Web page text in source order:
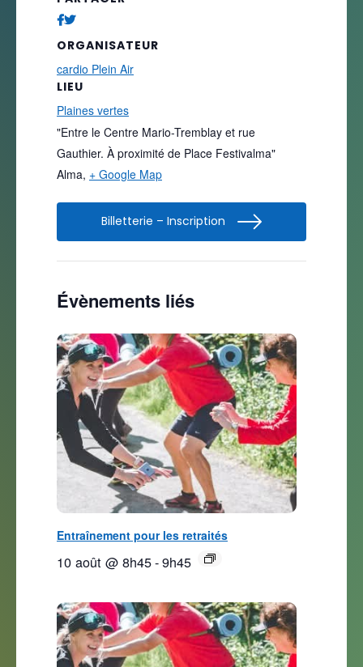
LIEU
Plaines vertes
"Entre le Centre Mario-Tremblay et rue
Gauthier. À proximité de Place Festivalma"
Alma, + Google Map
ORGANISATEUR
cardio Plein Air
Billetterie – Inscription
Évènements liés
Entraînement pour les retraités
10 août @ 8h45-9h45